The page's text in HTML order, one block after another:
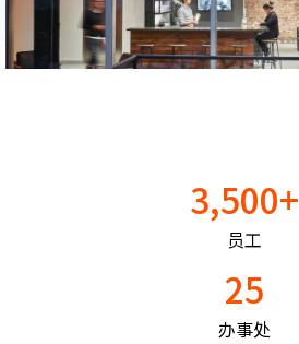
3,500+
员工
25
办事处